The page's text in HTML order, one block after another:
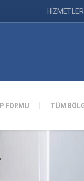
FORMU TÜM